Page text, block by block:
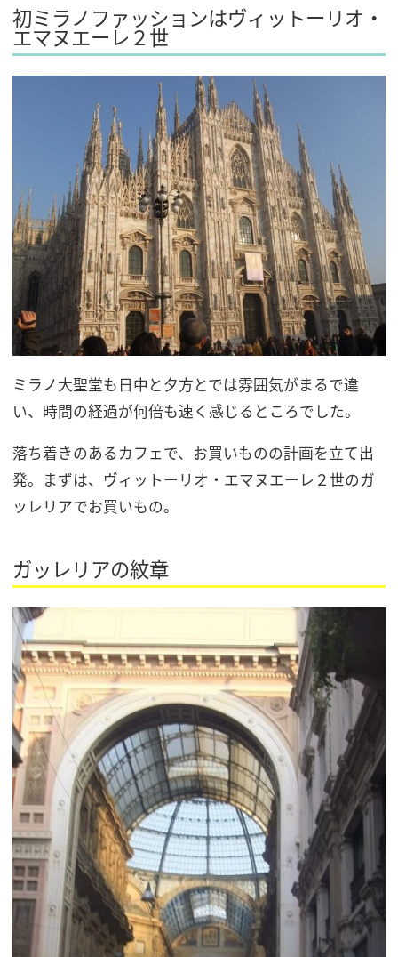
初ミラノファッションはヴィットーリオ・
エマヌエーレ２世
ミラノ大聖堂も日中と夕方とでは雰囲気がまるで違
い、時間の経過が何倍も速く感じるところでした。
落ち着きのあるカフェで、お買いものの計画を立て出
発。まずは、ヴィットーリオ・エマヌエーレ２世のガ
ッレリアでお買いもの。
ガッレリアの紋章